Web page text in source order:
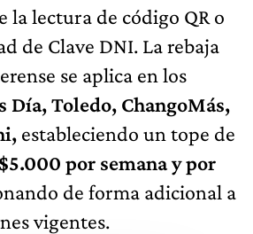
la lectura de código QR o
de Clave DNI. La rebaja
se aplica en los
Día, Toledo, ChangoMás,
estableciendo un tope de
por semana y por
de forma adicional a
vigentes.